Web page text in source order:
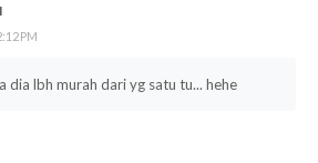
PM
dia lbh murah dari yg satu tu... hehe